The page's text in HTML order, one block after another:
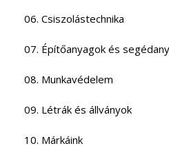
06. Csiszolástechnika
07. Építőanyagok és
08. Munkavédelem
09. Létrák és állványok
10. Márkáink